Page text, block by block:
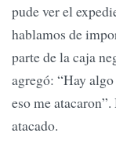
pude ver el
hablamos de
parte de la caja
agregó: “Hay
eso me
atacado.